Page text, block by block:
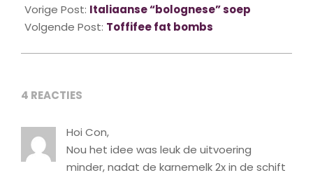
01-
23
Vorige Post: Italiaanse “bolognese” soep
Volgende Post: Toffifee fat bombs
4 REACTIES
Hoi Con,
Nou het idee was leuk de uitvoering
minder, nadat de karnemelk 2x in de schift